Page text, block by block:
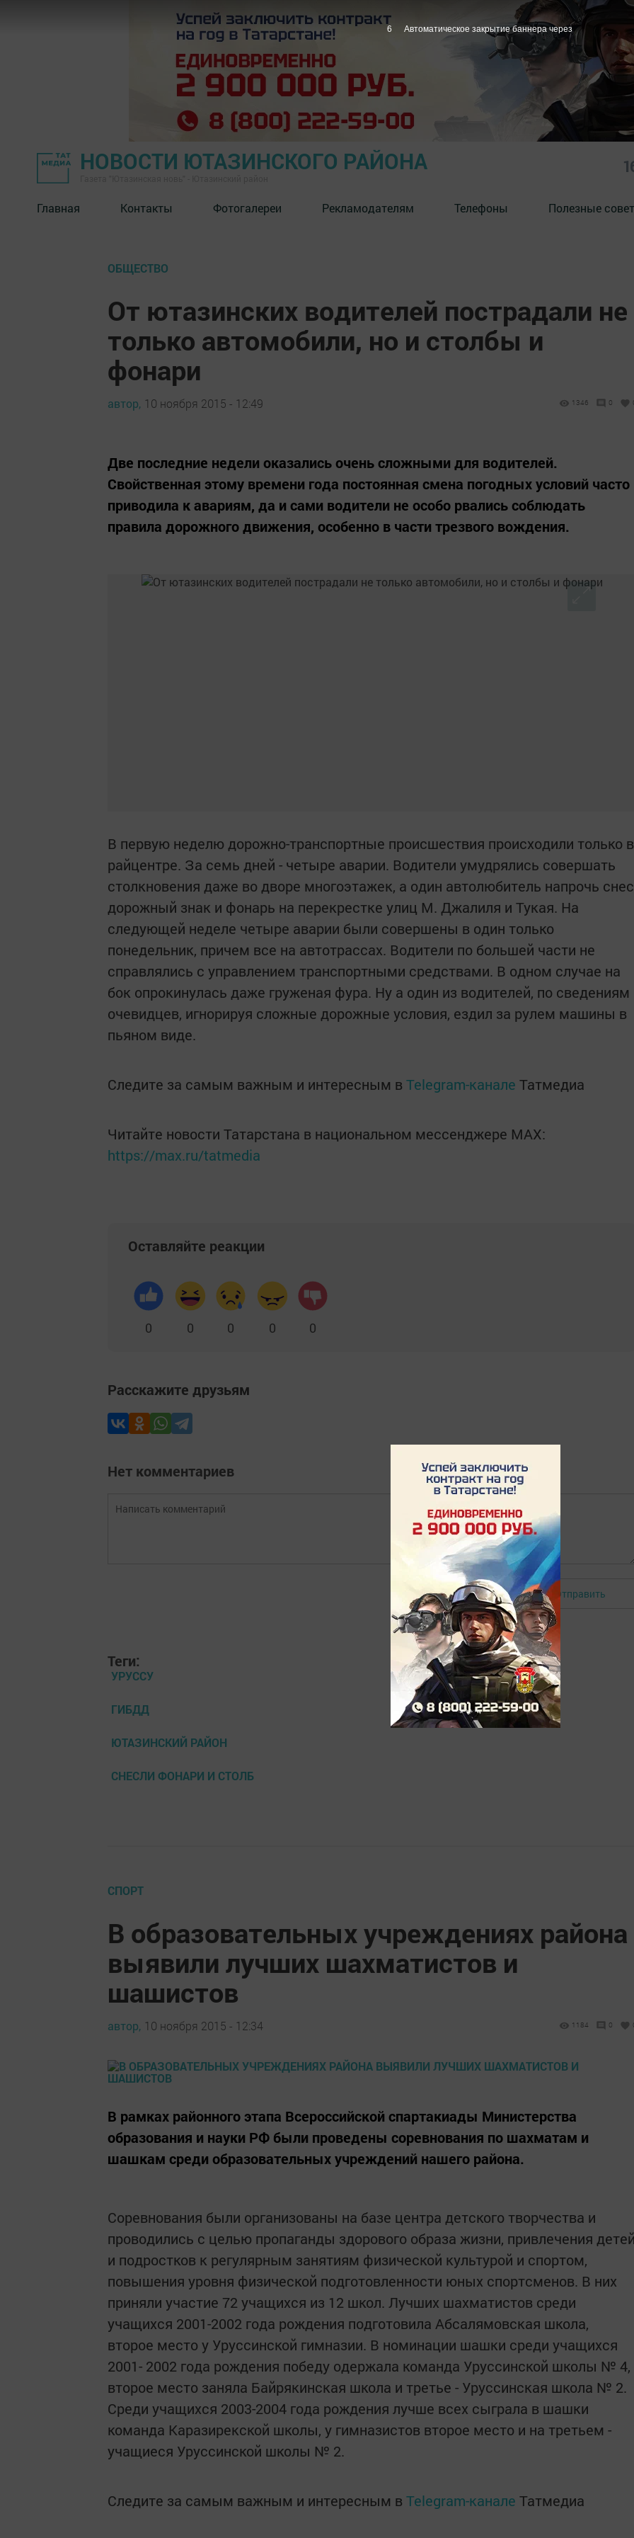
НОВОСТИ ЮТАЗИНСКОГО РАЙОНА
Главная Контакты Фотогалереи Рекламодателям Телефоны Полезные
ОБЩЕСТВО
От ютазинских водителей пострадали не
только автомобили, но и столбы и
фонари
автор, 10 ноября 2015 - 12:49 1346 0
Две последние недели оказались очень сложными для водителей.
Свойственная этому времени года постоянная смена погодных условий часто
приводила к авариям, да и сами водители не особо рвались соблюдать
правила дорожного движения, особенно в части трезвого вождения.
В первую неделю дорожно-транспортные происшествия происходили только в
райцентре. За семь дней - четыре аварии. Водители умудрялись совершать
столкновения даже во дворе многоэтажек, а один автолюбитель напрочь снес
дорожный знак и фонарь на перекрестке улиц М. Джалиля и Тукая. На
следующей неделе четыре аварии были совершены в один только
понедельник, причем все на автотрассах. Водители по большей части не
справлялись с управлением транспортными средствами. В одном случае на
бок опрокинулась даже груженая фура. Ну а один из водителей, по сведениям
очевидцев, игнорируя сложные дорожные условия, ездил за рулем машины в
пьяном виде.
Следите за самым важным и интересным в Telegram-канале Татмедиа
Читайте новости Татарстана в национальном мессенджере MАХ:
https://max.ru/tatmedia
Оставляйте реакции
0 0 0 0 0
Расскажите друзьям
Нет комментариев
Авторизоваться Отправить
Теги:
УРУССУ
ГИБДД
ЮТАЗИНСКИЙ РАЙОН
СНЕСЛИ ФОНАРИ И СТОЛБ
СПОРТ
В образовательных учреждениях района
выявили лучших шахматистов и
шашистов
автор, 10 ноября 2015 - 12:34 1184 0
В рамках районного этапа Всероссийской спартакиады Министерства
образования и науки РФ были проведены соревнования по шахматам и
шашкам среди образовательных учреждений нашего района.
Соревнования были организованы на базе центра детского творчества и
проводились с целью пропаганды здорового образа жизни, привлечения
и подростков к регулярным занятиям физической культурой и спортом,
повышения уровня физической подготовленности юных спортсменов. В них
приняли участие 72 учащихся из 12 школ. Лучших шахматистов среди
учащихся 2001-2002 года рождения подготовила Абсалямовская школа,
второе место у Уруссинской гимназии. В номинации шашки среди учащихся
2001- 2002 года рождения победу одержала команда Уруссинской школы № 4,
второе место заняла Байрякинская школа и третье - Уруссинская школа № 2.
Среди учащихся 2003-2004 года рождения лучше всех сыграла в шашки
команда Каразирекской школы, у гимназистов второе место и на третьем -
учащиеся Уруссинской школы № 2.
Следите за самым важным и интересным в Telegram-канале Татмедиа
5 Автоматическое закрытие баннера через